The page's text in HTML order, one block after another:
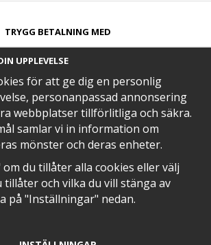
TRYGG BETALNING MED​
SNABB LEVERANS MED
EN DEL AV
UPPLEVELSE
för att ge dig en personlig
personanpassad annonsering
webbplatser tillförlitliga och säkra.
samlar vi in information om
mönster och deras enheter.
om du tillåter alla cookies eller välj
tillåter och vilka du vill stänga av
på "Inställningar" nedan.